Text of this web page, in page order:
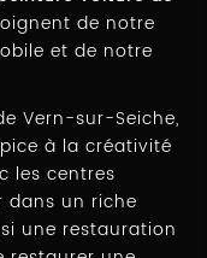
de notre
et de notre
Vern-sur-Seiche,
à la créativité
les centres
dans un riche
une restauration